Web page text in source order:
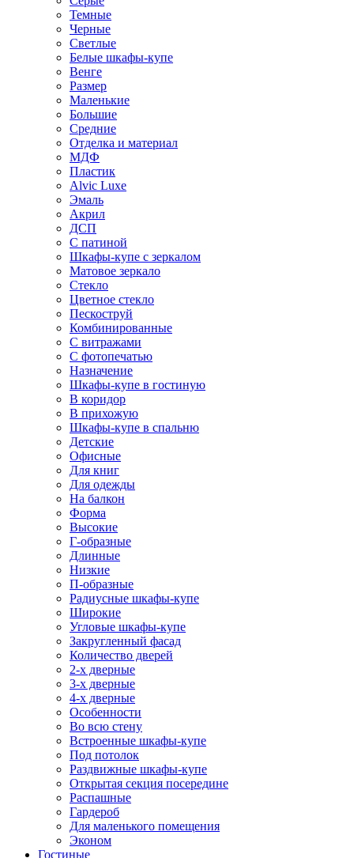
Темные
Черные
Светлые
Белые шкафы-купе
Венге
Размер
Маленькие
Большие
Средние
Отделка и материал
МДФ
Пластик
Alvic Luxe
Эмаль
Акрил
ДСП
С патиной
Шкафы-купе с зеркалом
Матовое зеркало
Стекло
Цветное стекло
Пескоструй
Комбинированные
С витражами
С фотопечатью
Назначение
Шкафы-купе в гостиную
В коридор
В прихожую
Шкафы-купе в спальню
Детские
Офисные
Для книг
Для одежды
На балкон
Форма
Высокие
Г-образные
Длинные
Низкие
П-образные
Радиусные шкафы-купе
Широкие
Угловые шкафы-купе
Закругленный фасад
Количество дверей
2-х дверные
3-х дверные
4-х дверные
Особенности
Во всю стену
Встроенные шкафы-купе
Под потолок
Раздвижные шкафы-купе
Открытая секция посередине
Распашные
Гардероб
Для маленького помещения
Эконом
Гостиные